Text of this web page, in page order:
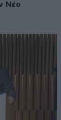
Νέο